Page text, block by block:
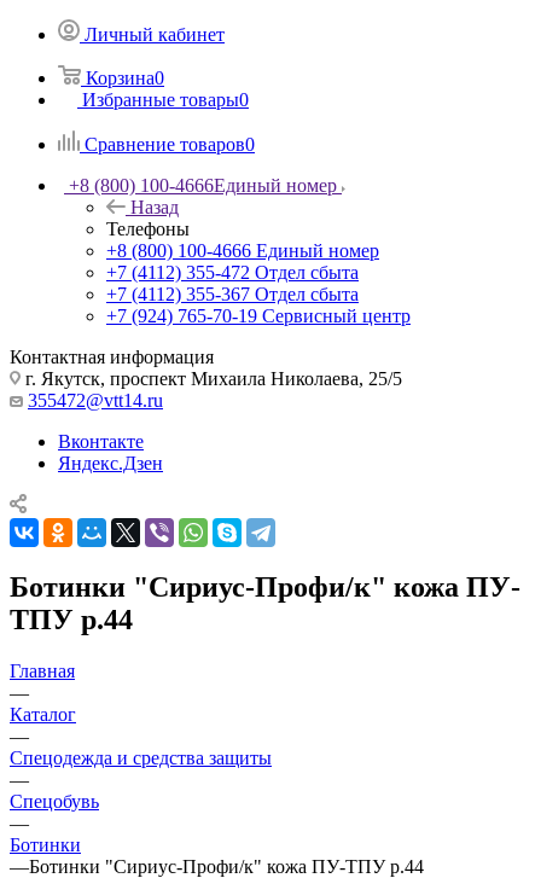
Личный кабинет
Корзина0
Избранные товары0
Сравнение товаров0
+8 (800) 100-4666Единый номер
Назад
Телефоны
+8 (800) 100-4666 Единый номер
+7 (4112) 355-472 Отдел сбыта
+7 (4112) 355-367 Отдел сбыта
+7 (924) 765-70-19 Сервисный центр
Контактная информация
г. Якутск, проспект Михаила Николаева, 25/5
355472@vtt14.ru
Вконтакте
Яндекс.Дзен
Ботинки "Сириус-Профи/к" кожа ПУ-
ТПУ р.44
Главная
—
Каталог
—
Спецодежда и средства защиты
—
Спецобувь
—
Ботинки
—Ботинки "Сириус-Профи/к" кожа ПУ-ТПУ р.44